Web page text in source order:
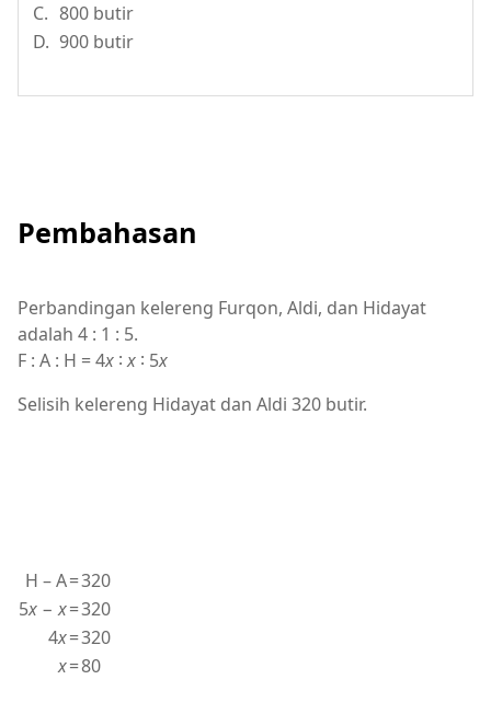
C. 800 butir
D. 900 butir
Pembahasan
Perbandingan kelereng Furqon, Aldi, dan Hidayat
adalah 4 : 1 : 5.
F : A : H = 4x ∶x ∶ 5x
Selisih kelereng Hidayat dan Aldi 320 butir.
H – A=320
5x −x=320
4x=320
x=80